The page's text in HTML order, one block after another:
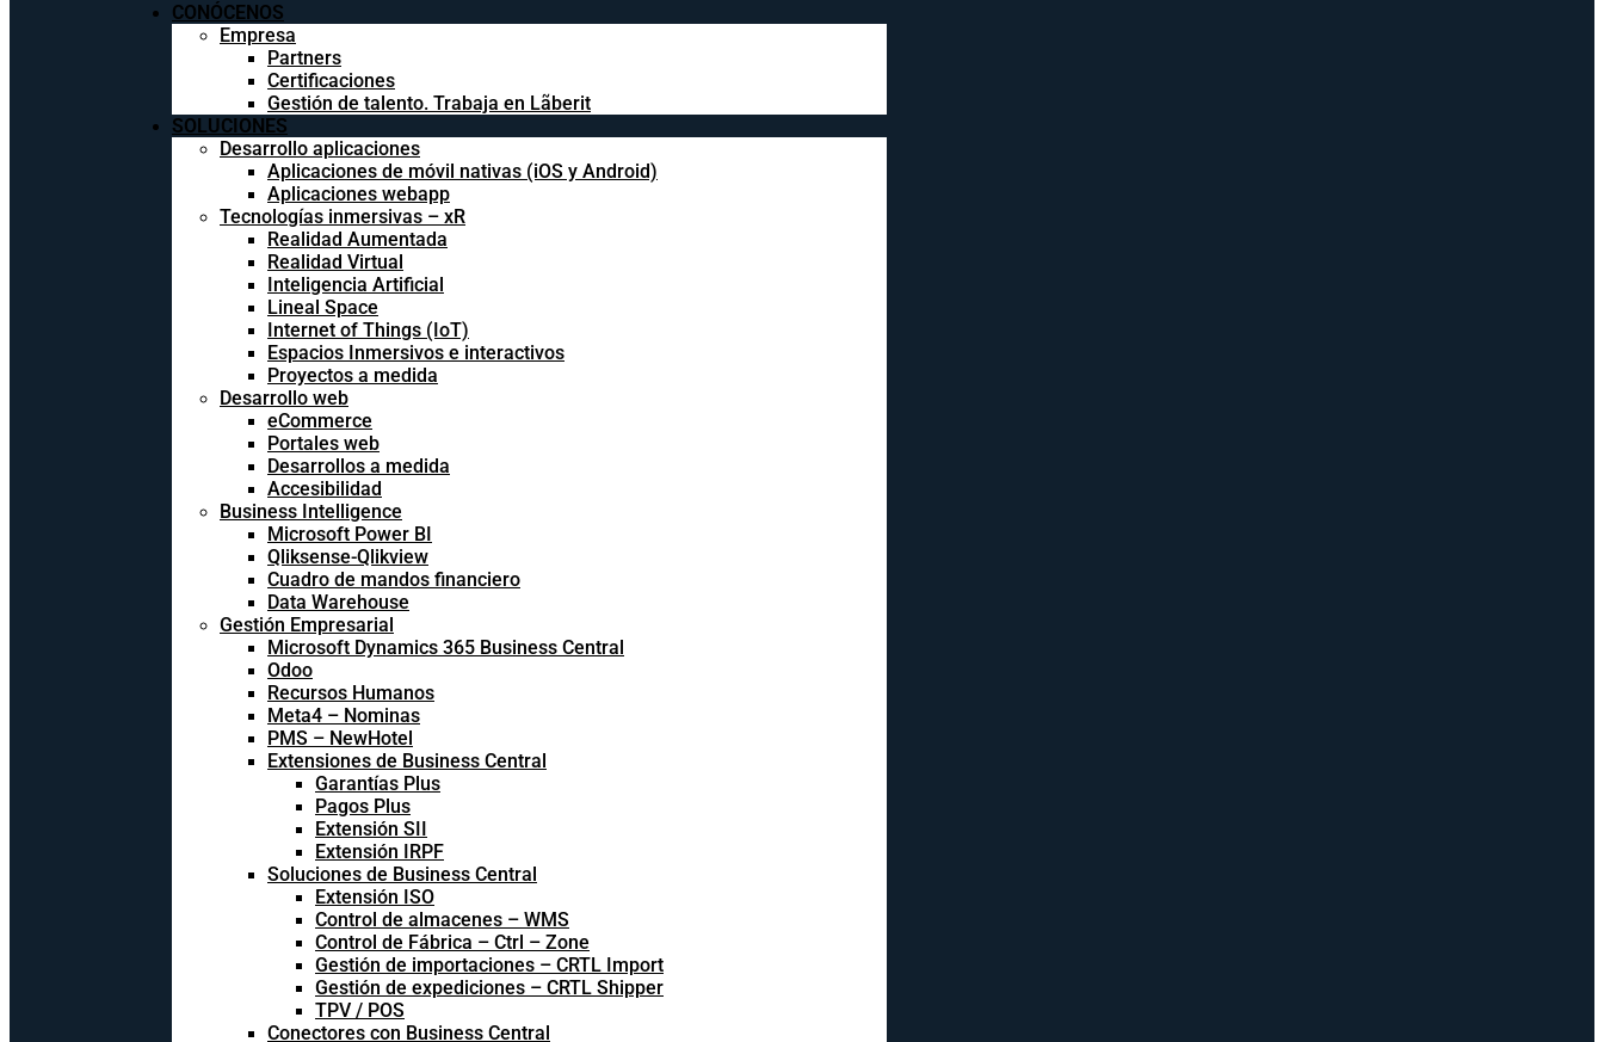
CONÓCENOS
Empresa
Partners
Certificaciones
Gestión de talento. Trabaja en Lãberit
SOLUCIONES
Desarrollo aplicaciones
Aplicaciones de móvil nativas (iOS y Android)
Aplicaciones webapp
Tecnologías inmersivas – xR
Realidad Aumentada
Realidad Virtual
Inteligencia Artificial
Lineal Space
Internet of Things (IoT)
Espacios Inmersivos e interactivos
Proyectos a medida
Desarrollo web
eCommerce
Portales web
Desarrollos a medida
Accesibilidad
Business Intelligence
Microsoft Power BI
Qliksense-Qlikview
Cuadro de mandos financiero
Data Warehouse
Gestión Empresarial
Microsoft Dynamics 365 Business Central
Odoo
Recursos Humanos
Meta4 – Nominas
PMS – NewHotel
Extensiones de Business Central
Garantías Plus
Pagos Plus
Extensión SII
Extensión IRPF
Soluciones de Business Central
Extensión ISO
Control de almacenes – WMS
Control de Fábrica – Ctrl – Zone
Gestión de importaciones – CRTL Import
Gestión de expediciones – CRTL Shipper
TPV / POS
Conectores con Business Central